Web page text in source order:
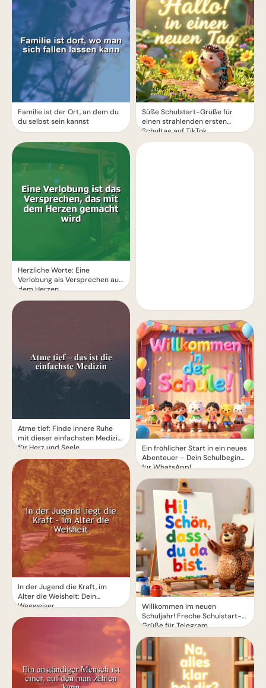
Familie ist der Ort, an dem du
du selbst sein kannst
Herzliche Worte: Eine
Verlobung als Versprechen aus
dem Herzen
Atme tief: Finde innere Ruhe
mit dieser einfachsten Medizin
für Herz und Seele
In der Jugend die Kraft, im
Alter die Weisheit: Dein
Wegweiser
Süße Schulstart-Grüße für
einen strahlenden ersten
Schultag auf TikTok
Ein fröhlicher Start in ein neues
Abenteuer – Dein Schulbeginn
für WhatsApp!
Willkommen im neuen
Schuljahr! Freche Schulstart-
Grüße für Telegram